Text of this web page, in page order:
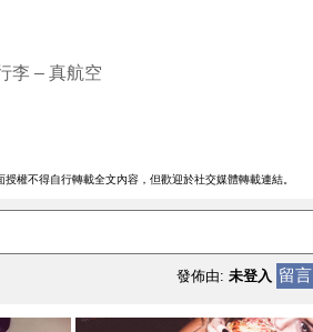
李 – 真航空
權不得自行轉載全文內容，但歡迎於社交媒體轉載連結。
發佈由: 未登入 留言